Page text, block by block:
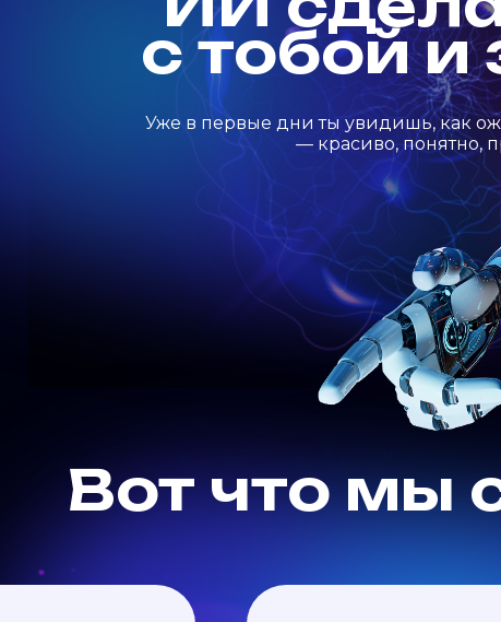
с тобой и
Уже в первые дни ты увидишь, как
— красиво, понятно,
Вот что мы